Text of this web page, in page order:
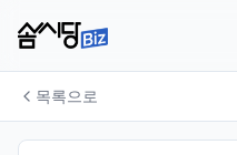
목록으로